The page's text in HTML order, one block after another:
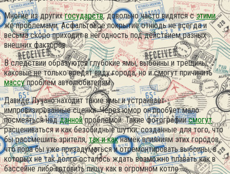
Многие из другихгосударств, довольно часто видятся сэтими
же проблемами. Асфальтовое покрытие отнюдь не всегда и
весьма скоро приходит в негодность под действием разных
внешних факторов.
В следствии образуются глубокие ямы, выбоины и трещины,
каковые не только вредят виду города, но и смогут причинить
массупроблем автолюбителям.
Давиде Лучано находит такие ямы и устраивает
импровизированные сценки. Через юмор он пробует мало
посмеяться надданнойпроблемой. Такие фотографиисмогут
расцениваться и как безобидные шутки, созданные для того, что
бы рассмешить зрителя,так и какнамёк влияниям этих городов,
что пора бы уже призадуматься и отремонтировать выбоины, в
которых не так долго осталось ждать возможно плавать как в
бассейне либо готовить пищу как в огромном котле.